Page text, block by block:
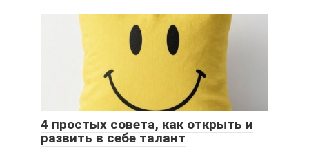
4 простых совета, как открыть и
развить в себе талант